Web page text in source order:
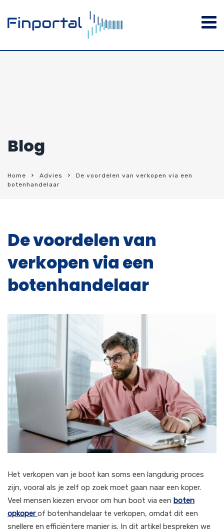
Blog
Home Advies
De voordelen van verkopen via een
botenhandelaar
De voordelen van
verkopen via een
botenhandelaar
Het verkopen van je boot kan soms een langdurig proces
zijn, vooral als je zelf op zoek moet gaan naar een koper.
Veel mensen kiezen ervoor om hun boot via een boten
opkoperof botenhandelaar te verkopen, omdat dit een
snellere en efficiëntere manier is. In dit artikel bespreken we